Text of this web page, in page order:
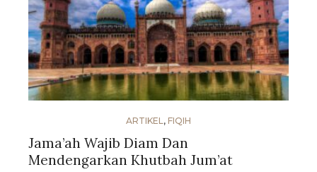
ARTIKEL , FIQIH
Jama’ah Wajib Diam Dan
Mendengarkan Khutbah Jum’at